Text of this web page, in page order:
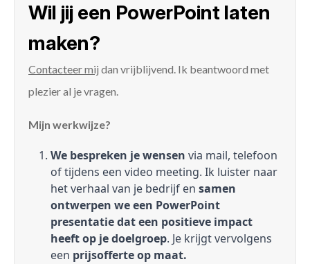
Wil jij een PowerPoint laten
maken?
Contacteer mij dan vrijblijvend. Ik beantwoord met
plezier al je vragen.
Mijn werkwijze?
We bespreken je wensen via mail, telefoon
of tijdens een video meeting. Ik luister naar
het verhaal van je bedrijf en samen
ontwerpen we een PowerPoint
presentatie dat een positieve impact
heeft op je doelgroep. Je krijgt vervolgens
een prijsofferte op maat.